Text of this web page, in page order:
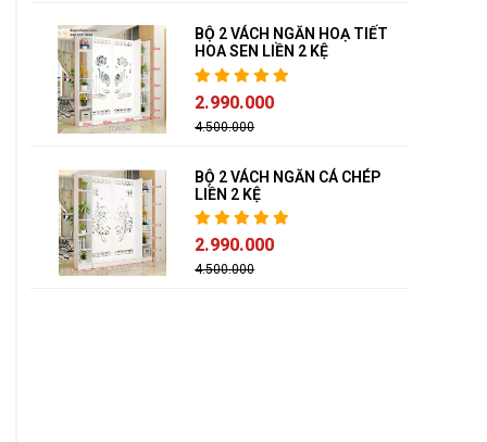
BỘ 2 VÁCH NGĂN HOẠ TIẾT
HOA SEN LIỀN 2 KỆ
2.990.000
4.500.000
BỘ 2 VÁCH NGĂN CÁ CHÉP
LIỀN 2 KỆ
2.990.000
4.500.000